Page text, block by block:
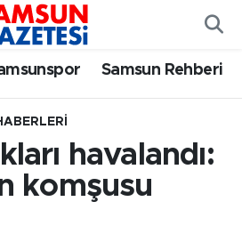
Samsun Rehberi
havalandı:
komşusu
Eczaneler
Vakitleri
Haritası